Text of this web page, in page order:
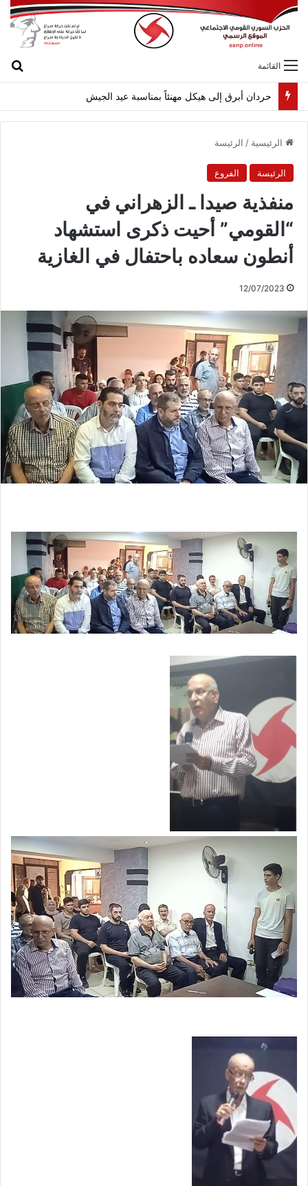
القائمة
حردان أبرق إلى هيكل مهنئاً بمناسبة عيد الجيش
الرئيسية / الرئيسة
الرئيسة الفروع
منفذية صيدا ـ الزهراني في
“القومي” أحيت ذكرى استشهاد
أنطون سعاده باحتفال في الغازية
12/07/2023